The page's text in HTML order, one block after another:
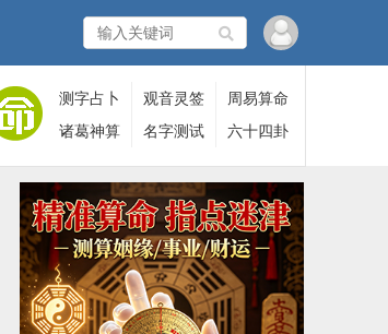
测字占卜 观音灵签
周易算命
诸葛神算
名字测试 六十四卦